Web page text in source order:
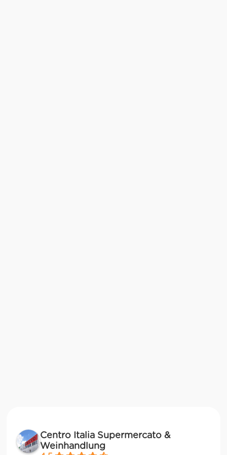
Centro Italia Supermercato &
Weinhandlung